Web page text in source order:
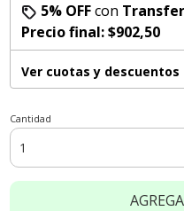
5% OFFcon
Precio final:$902,50
Ver cuotas y descuentos
Cantidad